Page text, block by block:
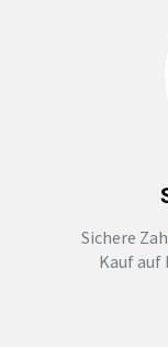
Sichere
Kauf auf